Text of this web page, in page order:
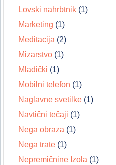
Lovski nahrbtnik (1)
Marketing (1)
Meditacija (2)
Mizarstvo (1)
Mladički (1)
Mobilni telefon (1)
Naglavne svetilke (1)
Navtični tečaji (1)
Nega obraza (1)
Nega trate (1)
Nepremičnine Izola (1)